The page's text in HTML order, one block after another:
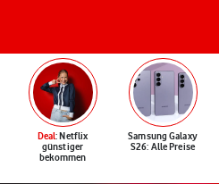
Deal: Netflix
günstiger
bekommen
Samsung Galaxy
S26: Alle Preise